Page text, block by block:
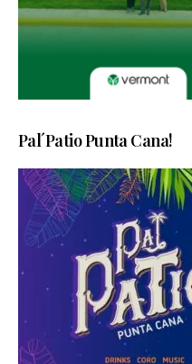
Pal´Patio Punta Cana!